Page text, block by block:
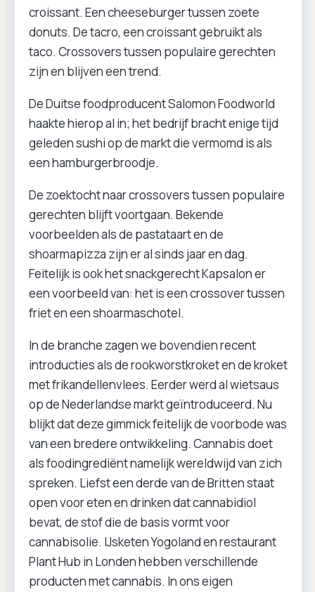
croissant. Een cheeseburger tussen zoete
donuts. De tacro, een croissant gebruikt als
taco. Crossovers tussen populaire gerechten
zijn en blijven een trend.
De Duitse foodproducent Salomon Foodworld
haakte hierop al in; het bedrijf bracht enige tijd
geleden sushi op de markt die vermomd is als
een hamburgerbroodje.
De zoektocht naar crossovers tussen populaire
gerechten blijft voortgaan. Bekende
voorbeelden als de pastataart en de
shoarmapizza zijn er al sinds jaar en dag.
Feitelijk is ook het snackgerecht Kapsalon er
een voorbeeld van: het is een crossover tussen
friet en een shoarmaschotel.
In de branche zagen we bovendien recent
introducties als de rookworstkroket en de kroket
met frikandellenvlees. Eerder werd al wietsaus
op de Nederlandse markt geïntroduceerd. Nu
blijkt dat deze gimmick feitelijk de voorbode was
van een bredere ontwikkeling. Cannabis doet
als foodingrediënt namelijk wereldwijd van zich
spreken. Liefst een derde van de Britten staat
open voor eten en drinken dat cannabidiol
bevat, de stof die de basis vormt voor
cannabisolie. IJsketen Yogoland en restaurant
Plant Hub in Londen hebben verschillende
producten met cannabis. In ons eigen